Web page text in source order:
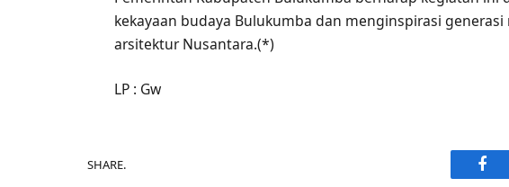
kekayaan budaya Bulukumba dan menginspirasi
arsitektur Nusantara.(*)
LP : Gw
SHARE.